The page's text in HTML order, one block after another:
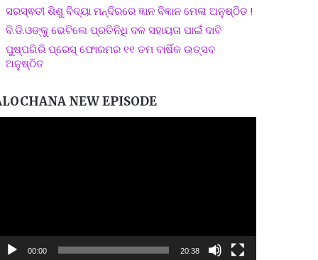
ସରସ୍ଵତୀ ଶିଶୁ ବିଦ୍ୟା ମନ୍ଦିରରେ ଜ୍ଞାନ ବିଜ୍ଞାନ ମେଳା ଅନୁଷ୍ଠିତ !
ବି.ଡି.ଓଙ୍କୁ ଭେଟିଲେ ପ୍ରତିନିଧି ଦଳ ସହାୟତା ପାଇଁ ଦାବି
ପୁଷ୍ପଗିରି ପ୍ରେସ୍ ଫୋରମର ୧୧ ତମ ବାର୍ଷିକ ଉତ୍ସବ
ଅନୁଷ୍ଠିତ
NEW EPISODE
00:00 20:38